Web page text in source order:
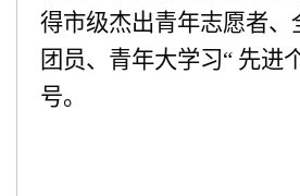
得市级杰出青年志愿者、
团员、青年大学习“ 先进
号。